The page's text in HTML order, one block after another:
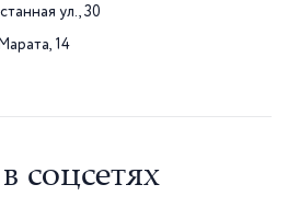
ул., 30
14
соцсетях